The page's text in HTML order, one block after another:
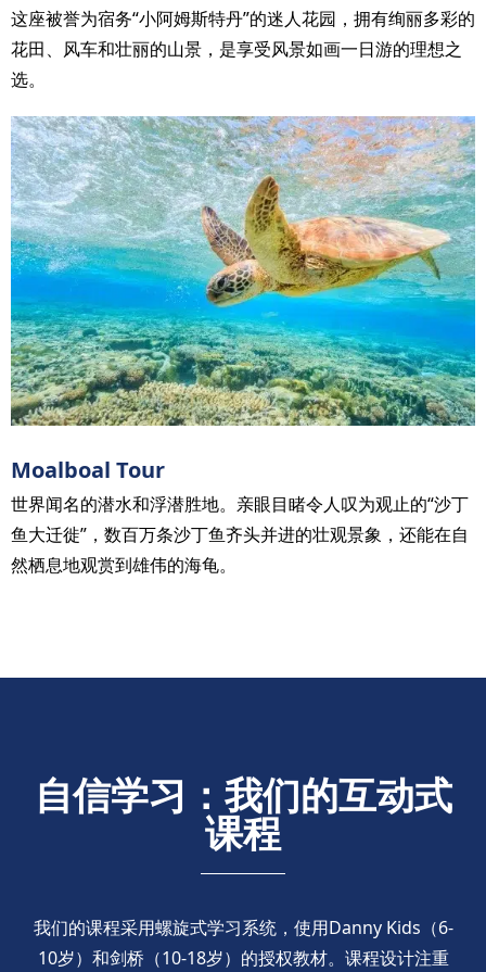
这座被誉为宿务“小阿姆斯特丹”的迷人花园，拥有绚丽多彩的
花田、风车和壮丽的山景，是享受风景如画一日游的理想之
选。
Moalboal Tour
世界闻名的潜水和浮潜胜地。亲眼目睹令人叹为观止的“沙丁
鱼大迁徙”，数百万条沙丁鱼齐头并进的壮观景象，还能在自
然栖息地观赏到雄伟的海龟。
自信学习：我们的互动式
课程
我们的课程采用螺旋式学习系统，使用Danny Kids（6-
10岁）和剑桥（10-18岁）的授权教材。课程设计注重